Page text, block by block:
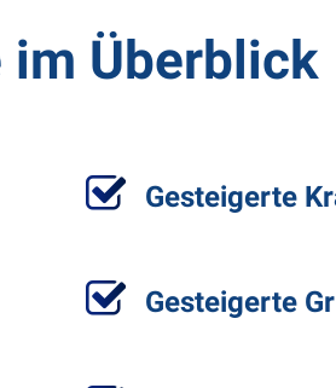
Überblick
Gesteigerte
Gesteigerte